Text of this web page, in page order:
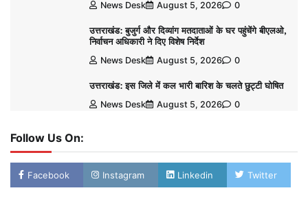
News Desk August 5, 2026 0
उत्तराखंड: बुजुर्ग और दिव्यांग मतदाताओं के घर पहुंचेंगे बीएलओ,
निर्वाचन अधिकारी ने दिए विशेष निर्देश
News Desk August 5, 2026 0
उत्तराखंड: इस जिले में कल भारी बारिश के चलते छुट्टी घोषित
News Desk August 5, 2026 0
Follow Us On:
Facebook Instagram Linkedin Twitter